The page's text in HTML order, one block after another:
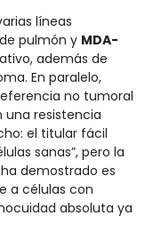
líneas
pulmón y MDA-
además de
En paralelo,
no tumoral
una resistencia
el titular fácil
sanas”, pero la
demostrado es
a células con
absoluta ya